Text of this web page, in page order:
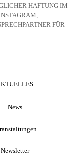
HAFTUNG IM
FÜR
News
Newsletter